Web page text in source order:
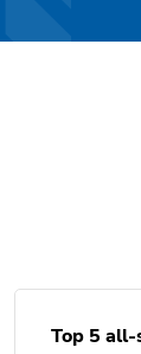
Top 5 all-